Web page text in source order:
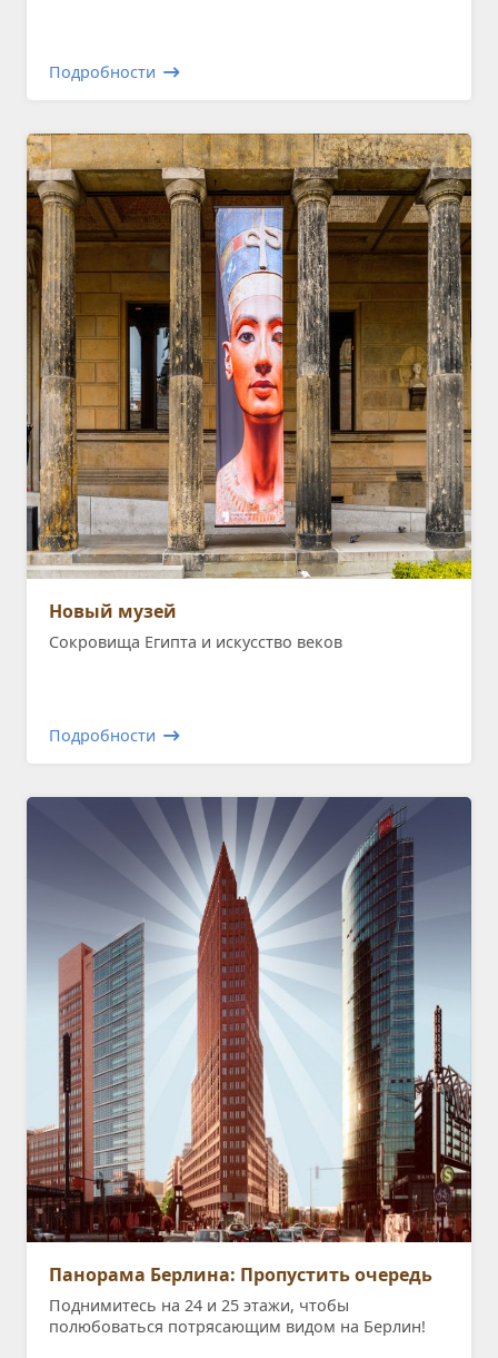
Подробности
Новый музей
Сокровища Египта и искусство веков
Подробности
Панорама Берлина: Пропустить очередь
Поднимитесь на 24 и 25 этажи, чтобы
полюбоваться потрясающим видом на Берлин!